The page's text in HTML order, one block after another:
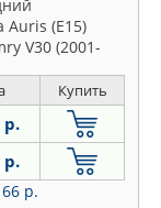
Auris (E15)
V30 (2001-
Купить
р.
р.
р.